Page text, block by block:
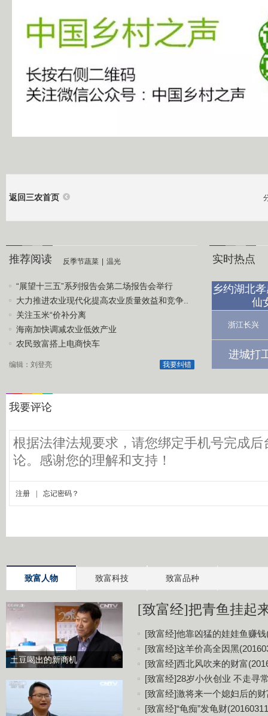
返回三农首页
推荐阅读 反季节蔬菜 温光
“展望十三五”系列报告会第二场报告会举行
大力推进农业现代化提高农业质量效益和竞争..
关注玉米“价补分离
海南加快调减农业低效产业
农民致富搭上电商快车
我要纠错
编辑：刘登亮
实时热点
乡约湖北
仙
浙江长兴
进城打
致富人物 致富科技 致富品种
土豆喝出的新商机
[致富经]把青鱼挂起
[致富经]他靠凶猛的娃娃鱼赚钱
[致富经]这羊价高全因黑
[致富经]西北风吹来的财富
[致富经]28岁小伙创业 不走寻
[致富经]激将来一个媳妇后的
[致富经]“龟痴”发龟财